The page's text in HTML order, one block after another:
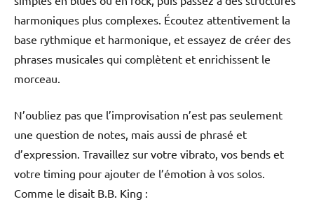
harmoniques plus complexes. Écoutez attentivement la
base rythmique et harmonique, et essayez de créer des
phrases musicales qui complètent et enrichissent le
morceau.
N’oubliez pas que l’improvisation n’est pas seulement
une question de notes, mais aussi de phrasé et
d’expression. Travaillez sur votre vibrato, vos bends et
votre timing pour ajouter de l’émotion à vos solos.
Comme le disait B.B. King :